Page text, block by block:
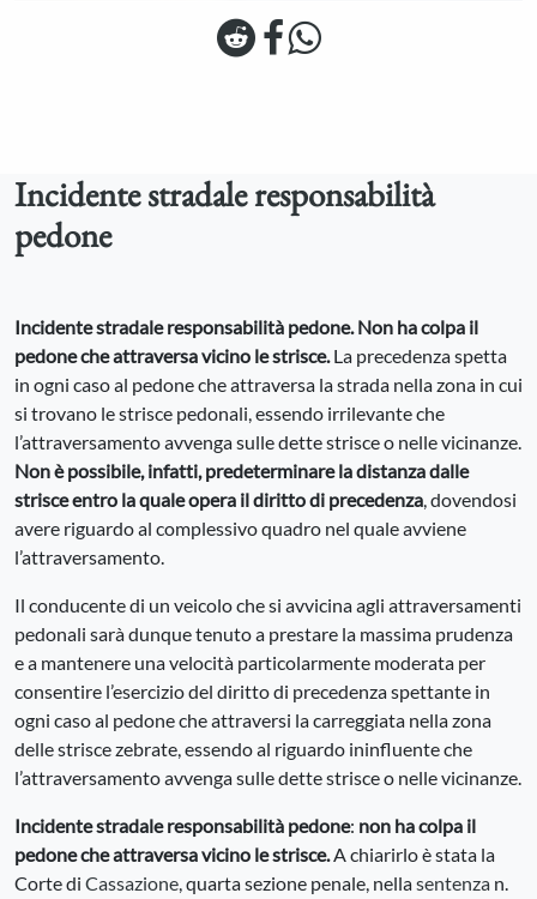
Incidente stradale responsabilità
pedone
Incidente stradale responsabilità pedone. Non ha colpa il
pedone che attraversa vicino le strisce.La precedenza spetta
in ogni caso al pedone che attraversa la strada nella zona in cui
si trovano le strisce pedonali, essendo irrilevante che
l’attraversamento avvenga sulle dette strisce o nelle vicinanze.
Non è possibile, infatti, predeterminare la distanza dalle
strisce entro la quale opera il diritto di precedenza, dovendosi
avere riguardo al complessivo quadro nel quale avviene
l’attraversamento.
Il conducente di un veicolo che si avvicina agli attraversamenti
pedonali sarà dunque tenuto a prestare la massima prudenza
e a mantenere una velocità particolarmente moderata per
consentire l’esercizio del diritto di precedenza spettante in
ogni caso al pedone che attraversi la carreggiata nella zona
delle strisce zebrate, essendo al riguardo ininfluente che
l’attraversamento avvenga sulle dette strisce o nelle vicinanze.
Incidente stradale responsabilità pedone: non ha colpa il
pedone che attraversa vicino le strisce.A chiarirlo è stata la
Corte di Cassazione, quarta sezione penale, nellasentenza n.